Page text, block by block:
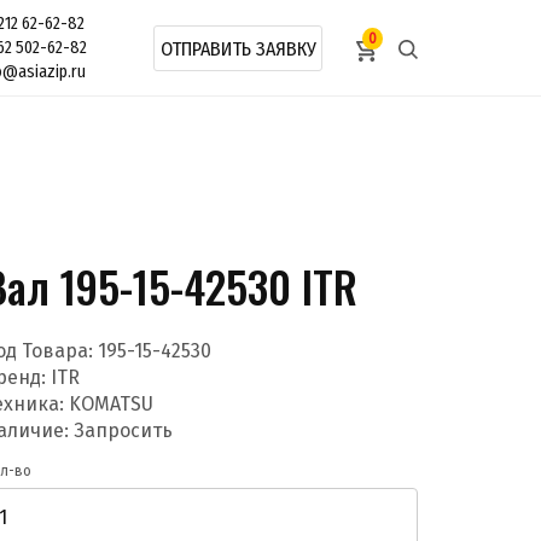
62-62-82
502-62-82
ОТПРАВИТЬ ЗАЯВКУ 0
195-15-42530 ITR
Товара: 195-15-42530
ITR
KOMATSU
Запросить
во